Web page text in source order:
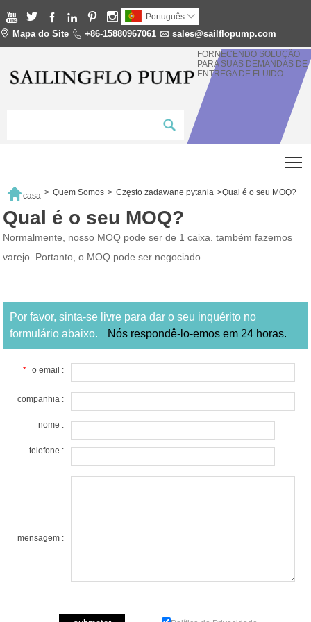
      Português 
 Mapa do Site  +86-15880967061  sales@sailflopump.com
FORNECENDO SOLUÇÃO
PARA SUAS DEMANDAS DE
ENTREGA DE FLUIDO
casa > Quem Somos > Często zadawane pytania >Qual é o seu MOQ?
Qual é o seu MOQ?
Normalmente, nosso MOQ pode ser de 1 caixa. também fazemos
varejo. Portanto, o MOQ pode ser negociado.
Por favor, sinta-se livre para dar o seu inquérito no
formulário abaixo.
Nós respondê-lo-emos em 24 horas.
* o email :
companhia :
nome :
telefone :
mensagem :